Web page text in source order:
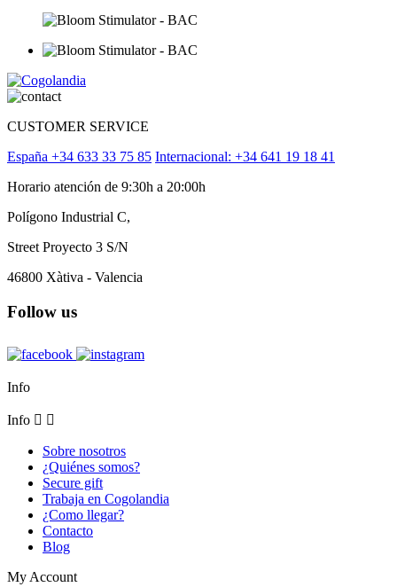
CUSTOMER SERVICE
España +34 633 33 75 85 Internacional: +34 641 19 18 41
Horario atención de 9:30h a 20:00h
Polígono Industrial C,
Street Proyecto 3 S/N
46800 Xàtiva - Valencia
Follow us
Info
Info  
Sobre nosotros
¿Quiénes somos?
Secure gift
Trabaja en Cogolandia
¿Como llegar?
Contacto
Blog
My Account